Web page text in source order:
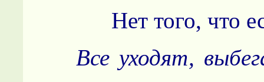
Нет того, что
Все уходят,